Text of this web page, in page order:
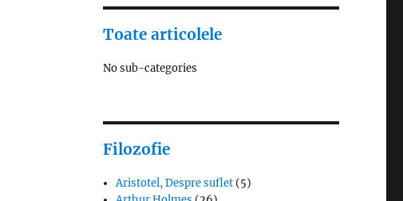
Toate articolele
No sub-categories
Filozofie
Aristotel, Despre suflet (5)